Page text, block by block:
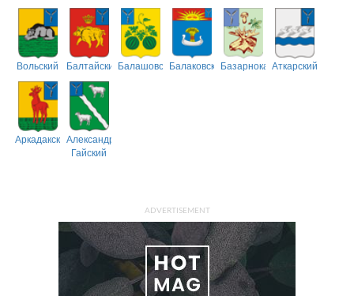
Вольский БалтайскийБалашовскийБалаковскийБазарнокарабулакский
Аткарский
АркадакскийАлександрово-
Гайский
ADVERTISEMENT